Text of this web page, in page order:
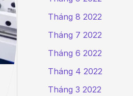
Tháng 8 2022
Tháng 7 2022
Tháng 6 2022
Tháng 4 2022
Tháng 3 2022